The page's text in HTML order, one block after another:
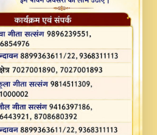
SONG 2017
Bindu Ji Maharaj Pad - A
Indresh Ji
Kirpa Best Devotional